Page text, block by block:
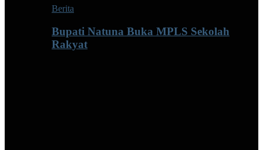
Berita
Bupati Natuna Buka MPLS Sekolah
Rakyat